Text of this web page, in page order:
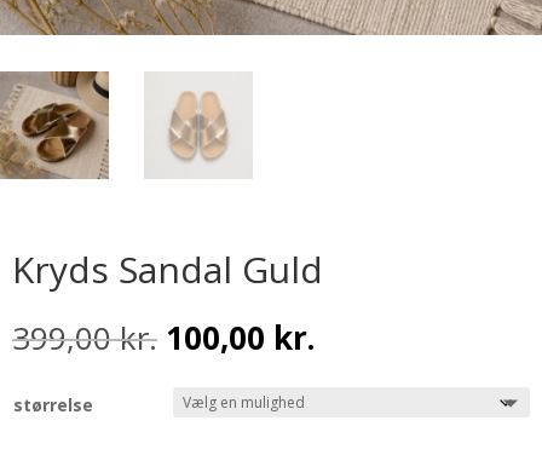
Kryds Sandal Guld
399,00kr. Den
oprindelige
pris
var:
100,00 kr.
størrelse